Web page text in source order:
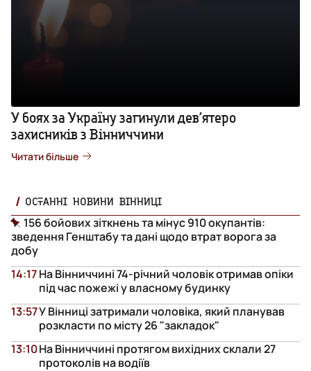
У боях за Україну загинули дев’ятеро
захисників з Вінниччини
Читати більше
ОСТАННІ НОВИНИ ВІННИЦІ
156 бойових зіткнень та мінус 910 окупантів:
зведення Генштабу та дані щодо втрат ворога за
добу
На Вінниччині 74-річний чоловік отримав опіки
під час пожежі у власному будинку
14:17
У Вінниці затримали чоловіка, який планував
розкласти по місту 26 "закладок"
13:57
На Вінниччині протягом вихідних склали 27
протоколів на водіїв
13:10